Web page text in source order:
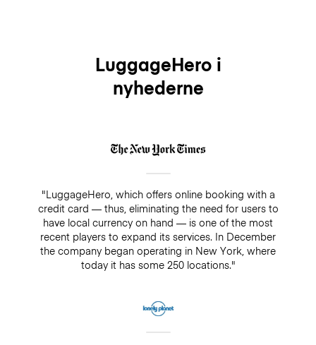
LuggageHero i
nyhederne
"LuggageHero, which offers online booking with a
credit card — thus, eliminating the need for users to
have local currency on hand — is one of the most
recent players to expand its services. In December
the company began operating in New York, where
today it has some 250 locations."